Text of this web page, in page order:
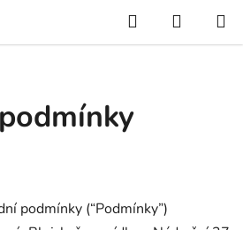
Hledat
KOŠÍK
podmínky (“Podmínky”)